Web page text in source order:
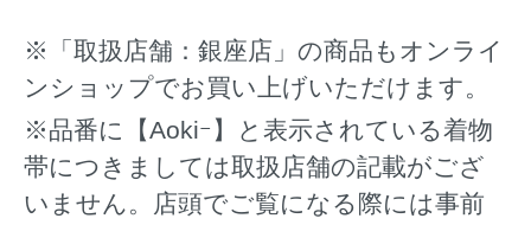
※「取扱店舗：銀座店」の商品もオンライ
ンショップでお買い上げいただけます。
※品番に【Aokiｰ】と表示されている着物
帯につきましては取扱店舗の記載がござ
いません。店頭でご覧になる際には事前